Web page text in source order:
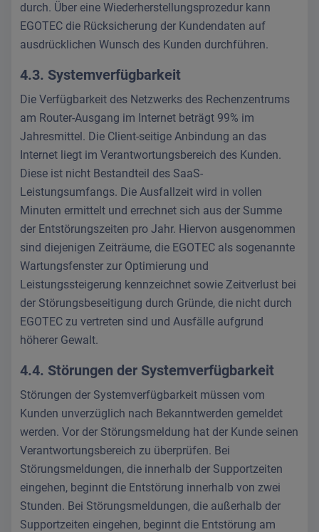
durch. Über eine Wiederherstellungsprozedur kann
EGOTEC die Rücksicherung der Kundendaten auf
ausdrücklichen Wunsch des Kunden durchführen.
4.3. Systemverfügbarkeit
Die Verfügbarkeit des Netzwerks des Rechenzentrums
am Router-Ausgang im Internet beträgt 99% im
Jahresmittel. Die Client-seitige Anbindung an das
Internet liegt im Verantwortungsbereich des Kunden.
Diese ist nicht Bestandteil des SaaS-
Leistungsumfangs. Die Ausfallzeit wird in vollen
Minuten ermittelt und errechnet sich aus der Summe
der Entstörungszeiten pro Jahr. Hiervon ausgenommen
sind diejenigen Zeiträume, die EGOTEC als sogenannte
Wartungsfenster zur Optimierung und
Leistungssteigerung kennzeichnet sowie Zeitverlust bei
der Störungsbeseitigung durch Gründe, die nicht durch
EGOTEC zu vertreten sind und Ausfälle aufgrund
höherer Gewalt.
4.4. Störungen der Systemverfügbarkeit
Störungen der Systemverfügbarkeit müssen vom
Kunden unverzüglich nach Bekanntwerden gemeldet
werden. Vor der Störungsmeldung hat der Kunde seinen
Verantwortungsbereich zu überprüfen. Bei
Störungsmeldungen, die innerhalb der Supportzeiten
eingehen, beginnt die Entstörung innerhalb von zwei
Stunden. Bei Störungsmeldungen, die außerhalb der
Supportzeiten eingehen, beginnt die Entstörung am